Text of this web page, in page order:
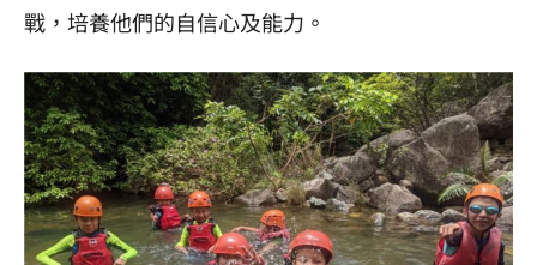
戰，培養他們的自信心及能力。